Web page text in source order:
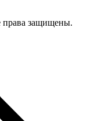
права защищены.